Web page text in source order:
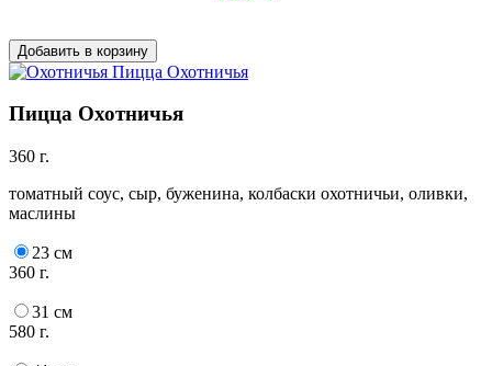
Добавить в корзину
Пицца Охотничья
360 г.
томатный соус, сыр, буженина, колбаски охотничьи, оливки,
маслины
23 см
360 г.
31 см
580 г.